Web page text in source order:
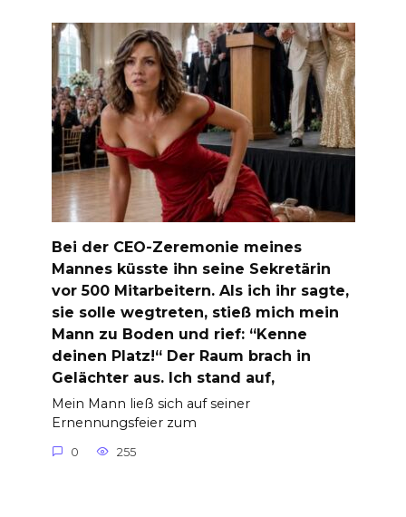
Bei der CEO-Zeremonie meines
Mannes küsste ihn seine Sekretärin
vor 500 Mitarbeitern. Als ich ihr sagte,
sie solle wegtreten, stieß mich mein
Mann zu Boden und rief: “Kenne
deinen Platz!“ Der Raum brach in
Gelächter aus. Ich stand auf,
Mein Mann ließ sich auf seiner
Ernennungsfeier zum
0 255